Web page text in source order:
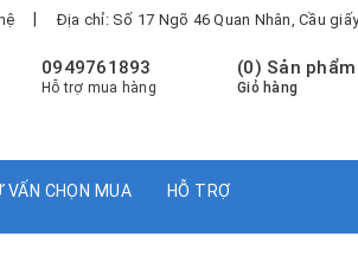
Địa chỉ: Số 17 Ngõ 46 Quan Nhân, Cầu
(0) Sản phẩm
Giỏ hàng
0949761893
Hỗ trợ mua hàng
VẤN CHỌN MUA HỖ TRỢ